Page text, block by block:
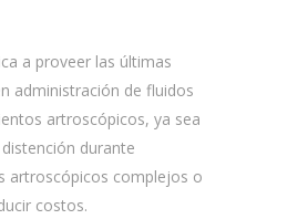
a proveer las últimas
administración de fluidos
artroscópicos, ya sea
durante
artroscópicos complejos o
costos.